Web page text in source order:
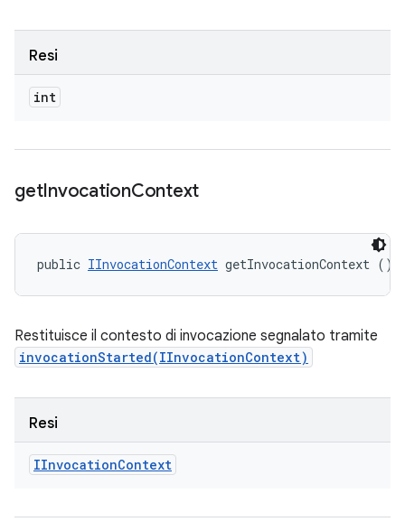
Resi
int
getInvocationContext
public IInvocationContext getInvocationContext ()
Restituisce il contesto di invocazione segnalato tramite
invocationStarted(IInvocationContext)
Resi
IInvocationContext